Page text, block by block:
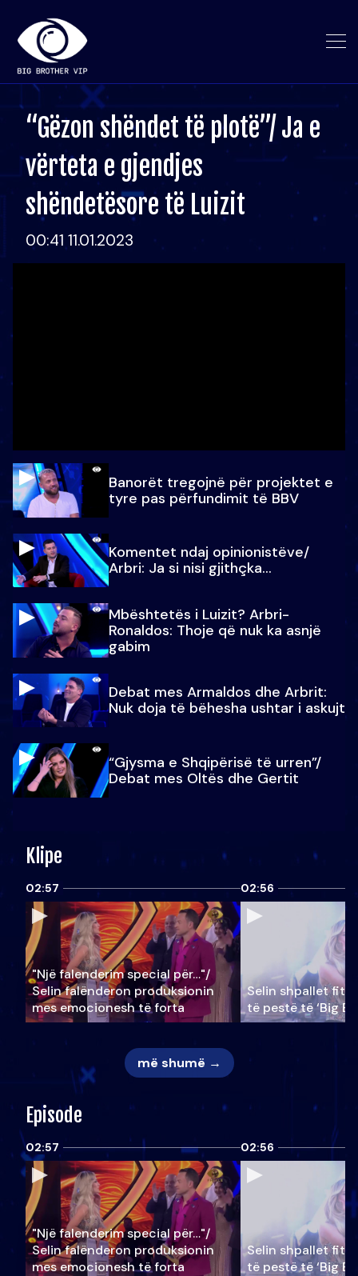
“Gëzon shëndet të plotë”/ Ja e
vërteta e gjendjes
shëndetësore të Luizit
00:41 11.01.2023
Banorët tregojnë për projektet e
tyre pas përfundimit të BBV
Komentet ndaj opinionistëve/
Arbri: Ja si nisi gjithçka…
Mbështetës i Luizit? Arbri-
Ronaldos: Thoje që nuk ka asnjë
gabim
Debat mes Armaldos dhe Arbrit:
Nuk doja të bëhesha ushtar i askujt
“Gjysma e Shqipërisë të urren”/
Debat mes Oltës dhe Gertit
Klipe
02:57
"Një falenderim special për…"/
Selin falënderon produksionin
mes emocionesh të forta
02:56
Selin shpallet
të pestë të ‘Big
më shumë →
Episode
02:57
"Një falenderim special për…"/
Selin falënderon produksionin
mes emocionesh të forta
02:56
Selin shpallet
të pestë të ‘Big